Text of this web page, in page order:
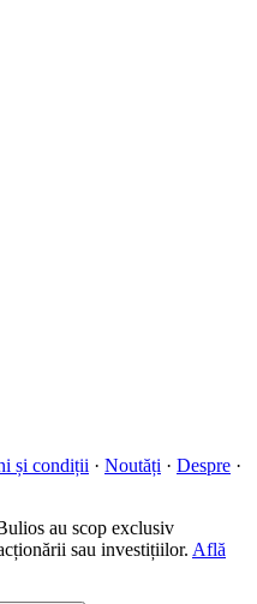
și condiții · Noutăți · Despre ·
au scop exclusiv
sau investițiilor. Află